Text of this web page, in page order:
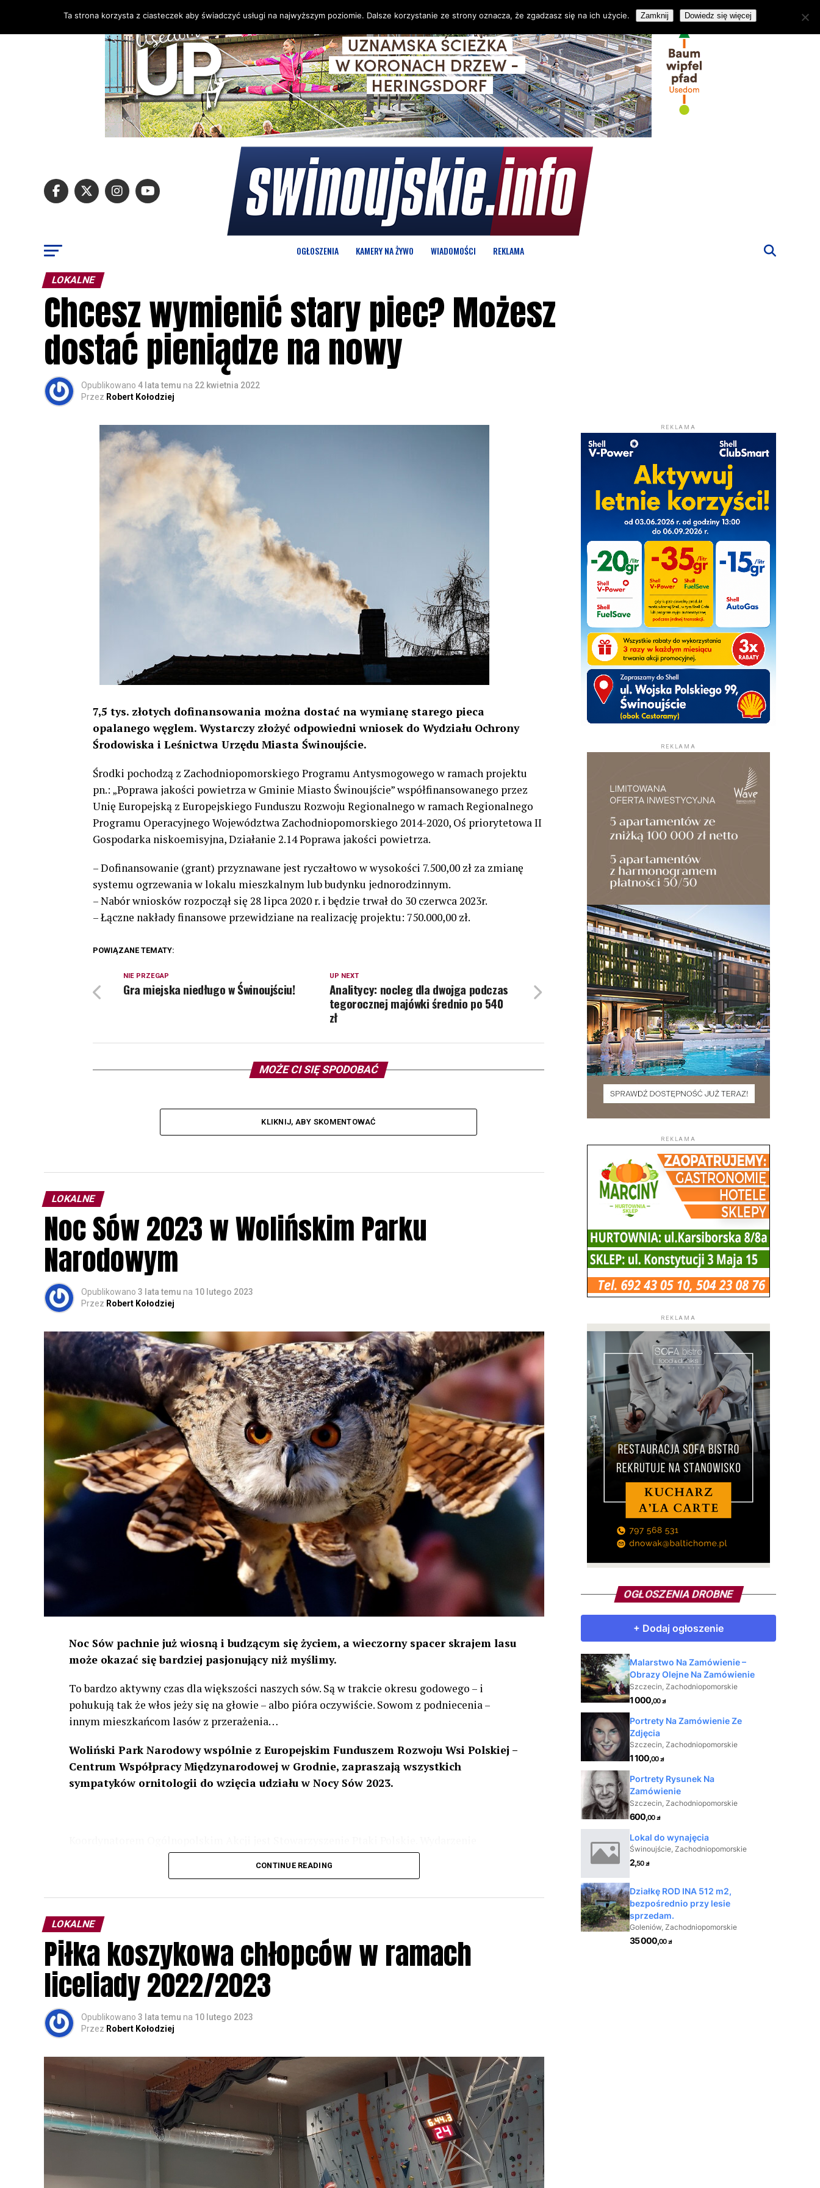
OGŁOSZENIA KAMERY NA ŻYWO WIADOMOŚCI REKLAMA
LOKALNE
Chcesz wymienić stary piec? Możesz
dostać pieniądze na nowy
Opublikowano 4 lata temu na 22 kwietnia 2022
Przez Robert Kołodziej
7,5 tys. złotych dofinansowania można dostać na wymianę starego pieca
opalanego węglem. Wystarczy złożyć odpowiedni wniosek do Wydziału Ochrony
Środowiska i Leśnictwa Urzędu Miasta Świnoujście.
Środki pochodzą z Zachodniopomorskiego Programu Antysmogowego w ramach projektu
pn.: „Poprawa jakości powietrza w Gminie Miasto Świnoujście” współfinansowanego przez
Unię Europejską z Europejskiego Funduszu Rozwoju Regionalnego w ramach Regionalnego
Programu Operacyjnego Województwa Zachodniopomorskiego 2014-2020, Oś priorytetowa II
Gospodarka niskoemisyjna, Działanie 2.14 Poprawa jakości powietrza.
– Dofinansowanie (grant) przyznawane jest ryczałtowo w wysokości 7.500,00 zł za zmianę
systemu ogrzewania w lokalu mieszkalnym lub budynku jednorodzinnym.
– Nabór wniosków rozpoczął się 28 lipca 2020 r. i będzie trwał do 30 czerwca 2023r.
– Łączne nakłady finansowe przewidziane na realizację projektu: 750.000,00 zł.
POWIĄZANE TEMATY:
UP NEXT
Analitycy: nocleg dla dwojga podczas
tegorocznej majówki średnio po 540
zł
NIE PRZEGAP
Gra miejska niedługo w Świnoujściu!
MOŻE CI SIĘ SPODOBAĆ
KLIKNIJ, ABY SKOMENTOWAĆ
LOKALNE
Noc Sów 2023 w Wolińskim Parku
Narodowym
Opublikowano 3 lata temu na 10 lutego 2023
Przez Robert Kołodziej
Noc Sów pachnie już wiosną i budzącym się życiem, a wieczorny spacer skrajem lasu
może okazać się bardziej pasjonujący niż myślimy.
To bardzo aktywny czas dla większości naszych sów. Są w trakcie okresu godowego – i
pohukują tak że włos jeży się na głowie – albo pióra oczywiście. Sowom z podniecenia –
innym mieszkańcom lasów z przerażenia…
Woliński Park Narodowy wspólnie z Europejskim Funduszem Rozwoju Wsi Polskiej –
Centrum Współpracy Międzynarodowej w Grodnie, zapraszają wszystkich
sympatyków ornitologii do wzięcia udziału w Nocy Sów 2023.
odbędzie się w dniach24 i 25 lutego 2023 r. wg harmonogramu przedstawionego na
Wszystkich uczestników zapraszamy do udziału w Akcji, włączenia się w aktywne
rozpoznawanie głosów sów i wymianę doświadczeń przy grillu.Na wydarzenie obowiązują
zapisy.
CONTINUE READING
LOKALNE
Piłka koszykowa chłopców w ramach
liceliady 2022/2023
Opublikowano 3 lata temu na 10 lutego 2023
Przez Robert Kołodziej
REKLAMA
REKLAMA
REKLAMA
REKLAMA
OGŁOSZENIA DROBNE
Ta strona korzysta z ciasteczek aby świadczyć usługi na najwyższym poziomie. Dalsze korzystanie ze strony oznacza, że zgadzasz się na ich użycie. Zamknij Dowiedz się więcej